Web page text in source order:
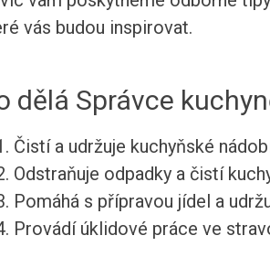
vás budou inspirovat.
dělá Správce
Čistí a udržuje kuchyňské
Odstraňuje odpadky a čistí
Pomáhá s přípravou jídel a
Provádí úklidové práce ve